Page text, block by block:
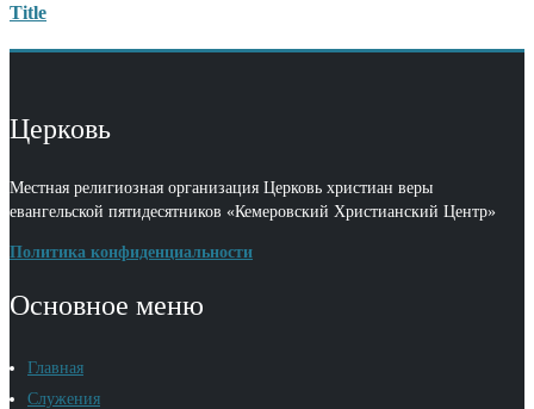
Title
Церковь
Местная религиозная организация Церковь христиан веры
евангельской пятидесятников «Кемеровский Христианский Центр»
Политика конфиденциальности
Основное меню
Главная
Служения